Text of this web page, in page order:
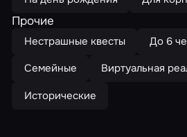
Прочие
Нестрашные квесты
До 6
Семейные
Виртуальная
Исторические